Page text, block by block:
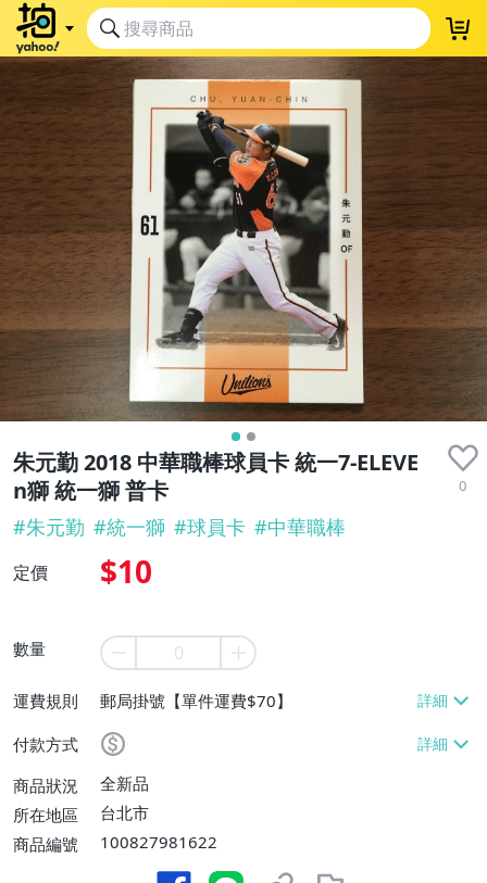
朱元勤 2018 中華職棒球員卡 統一7-ELEVE
n獅 統一獅 普卡
0
#朱元勤 #統一獅 #球員卡 #中華職棒
定價 $10
數量
運費規則
郵局掛號【單件運費$70】
付款方式
商品狀況
全新品
所在地區
台北市
商品編號
100827981622